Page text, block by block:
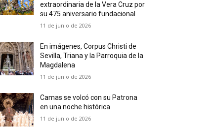
extraordinaria de la Vera Cruz por
su 475 aniversario fundacional
11 de junio de 2026
En imágenes, Corpus Christi de
Sevilla, Triana y la Parroquia de la
Magdalena
11 de junio de 2026
Camas se volcó con su Patrona
en una noche histórica
11 de junio de 2026